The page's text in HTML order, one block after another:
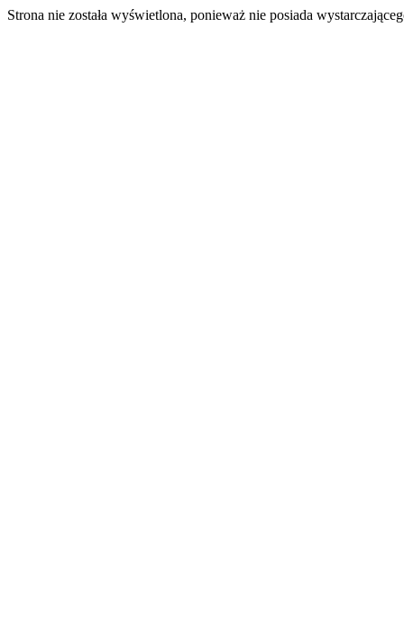
Strona nie została wyświetlona, ponieważ nie posiada